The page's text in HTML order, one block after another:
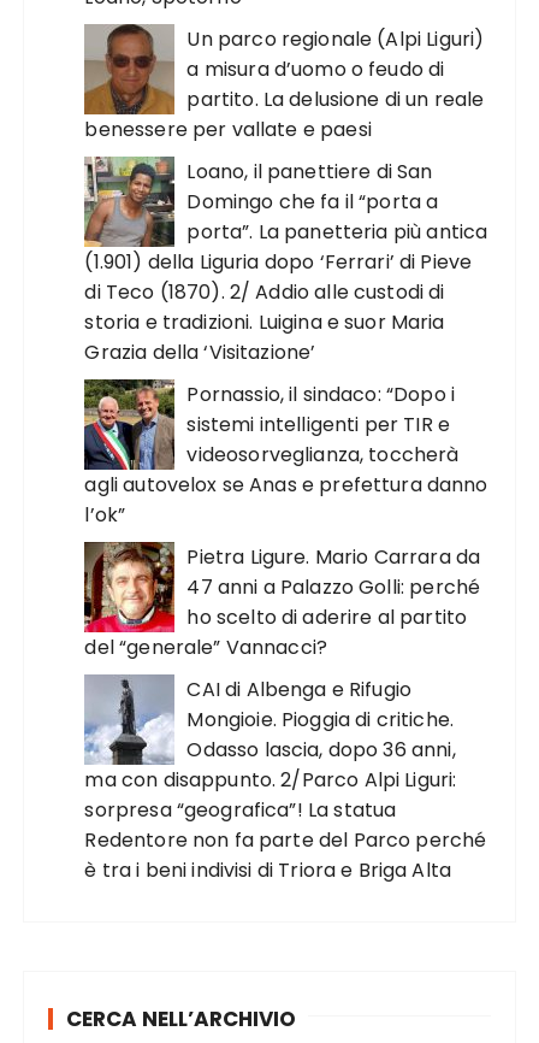
Un parco regionale (Alpi Liguri)
a misura d’uomo o feudo di
partito. La delusione di un reale
benessere per vallate e paesi
Loano, il panettiere di San
Domingo che fa il “porta a
porta”. La panetteria più antica
(1.901) della Liguria dopo ‘Ferrari’ di Pieve
di Teco (1870). 2/ Addio alle custodi di
storia e tradizioni. Luigina e suor Maria
Grazia della ‘Visitazione’
Pornassio, il sindaco: “Dopo i
sistemi intelligenti per TIR e
videosorveglianza, toccherà
agli autovelox se Anas e prefettura danno
l’ok”
Pietra Ligure. Mario Carrara da
47 anni a Palazzo Golli: perché
ho scelto di aderire al partito
del “generale” Vannacci?
CAI di Albenga e Rifugio
Mongioie. Pioggia di critiche.
Odasso lascia, dopo 36 anni,
ma con disappunto. 2/Parco Alpi Liguri:
sorpresa “geografica”! La statua
Redentore non fa parte del Parco perché
è tra i beni indivisi di Triora e Briga Alta
CERCA NELL’ARCHIVIO